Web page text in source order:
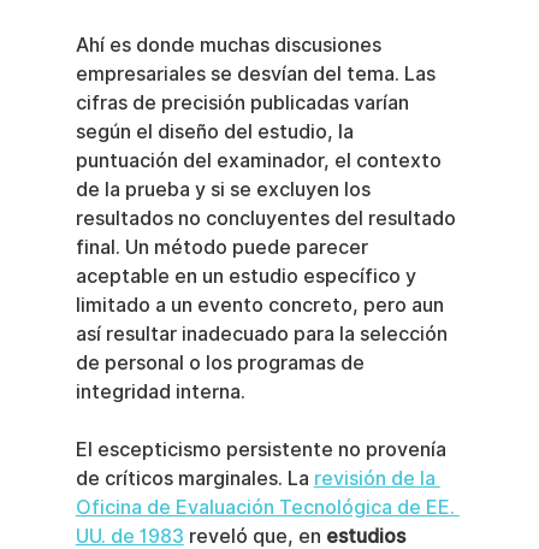
Ahí es donde muchas discusiones
empresariales se desvían del tema. Las
cifras de precisión publicadas varían
según el diseño del estudio, la
puntuación del examinador, el contexto
de la prueba y si se excluyen los
resultados no concluyentes del resultado
final. Un método puede parecer
aceptable en un estudio específico y
limitado a un evento concreto, pero aun
así resultar inadecuado para la selección
de personal o los programas de
integridad interna.
El escepticismo persistente no provenía
de críticos marginales. La revisión de la
Oficina de Evaluación Tecnológica de EE.
UU. de 1983 reveló que, en estudios